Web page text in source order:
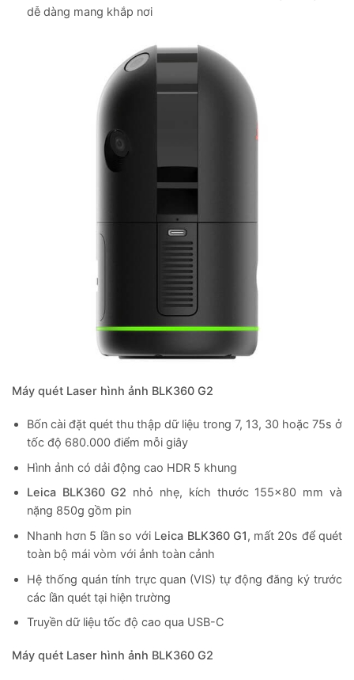
dễ dàng mang khắp nơi
Máy quét Laser hình ảnh BLK360 G2
Bốn cài đặt quét thu thập dữ liệu trong 7, 13, 30 hoặc 75s ở
tốc độ 680.000 điểm mỗi giây
Hình ảnh có dải động cao HDR 5 khung
Leica BLK360 G2 nhỏ nhẹ, kích thước 155×80 mm và
nặng 850g gồm pin
Nhanh hơn 5 lần so với Leica BLK360 G1, mất 20s để quét
toàn bộ mái vòm với ảnh toàn cảnh
Hệ thống quán tính trực quan (VIS) tự động đăng ký trước
các lần quét tại hiện trường
Truyền dữ liệu tốc độ cao qua USB-C
Máy quét Laser hình ảnh BLK360 G2